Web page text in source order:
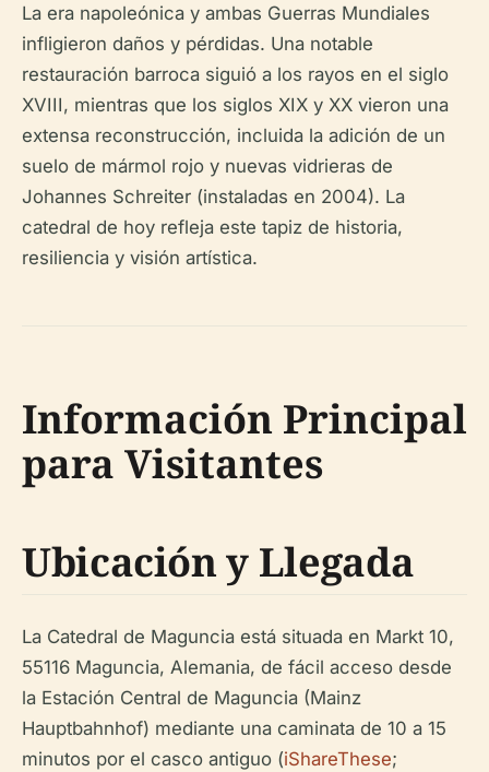
La era napoleónica y ambas Guerras Mundiales
infligieron daños y pérdidas. Una notable
restauración barroca siguió a los rayos en el siglo
XVIII, mientras que los siglos XIX y XX vieron una
extensa reconstrucción, incluida la adición de un
suelo de mármol rojo y nuevas vidrieras de
Johannes Schreiter (instaladas en 2004). La
catedral de hoy refleja este tapiz de historia,
resiliencia y visión artística.
Información Principal
para Visitantes
Ubicación y Llegada
La Catedral de Maguncia está situada en Markt 10,
55116 Maguncia, Alemania, de fácil acceso desde
la Estación Central de Maguncia (Mainz
Hauptbahnhof) mediante una caminata de 10 a 15
minutos por el casco antiguo (iShareThese;